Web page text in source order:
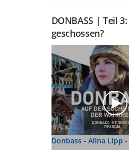
DONBASS | Teil
geschossen?
Donbass - Alina Lipp -